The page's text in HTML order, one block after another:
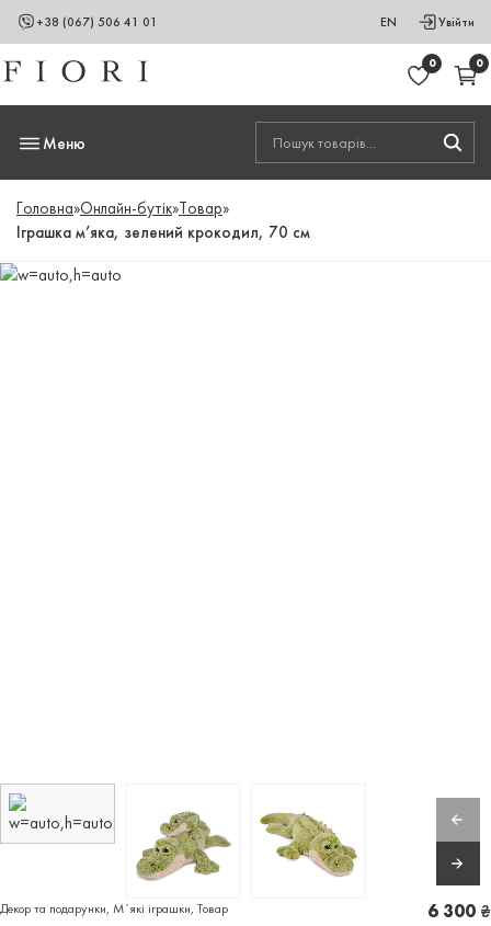
+38 (067) 506 41 01 EN Увійти
0 0
Меню
Головна»Онлайн-бутік»Товар»
Іграшка м’яка, зелений крокодил, 70 см
Декор та подарунки, Мʼякі іграшки, Товар 6 300 ₴